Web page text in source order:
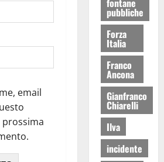
email
fontane
pubbliche
Forza
Italia
Franco
Ancona
Gianfranco
Chiarelli
Ilva
incidente